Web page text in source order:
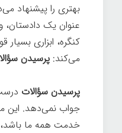
بهتری را پیشنهاد
عنوان یک
کنگره، ابزاری بسیار
می‌کند: پرسیدن
پرسیدن سؤالات
جواب نمی‌دهد. این
خدمت همه ما باشد،